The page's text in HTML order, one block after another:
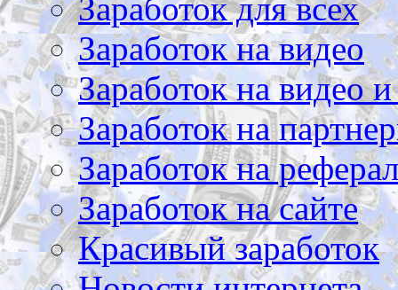
Заработок для всех
Заработок на видео
Заработок на видео
Заработок на
Заработок на
Заработок на сайте
Красивый заработок